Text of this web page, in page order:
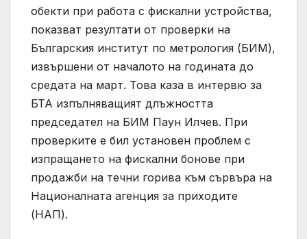
обекти при работа с фискални устройства,
показват резултати от проверки на
Българския институт по метрология (БИМ),
извършени от началото на годината до
средата на март. Това каза в интервю за
БТА изпълняващият длъжността
председател на БИМ Паун Илчев. При
проверките е бил установен проблем с
изпращането на фискални бонове при
продажби на течни горива към сървъра на
Националната агенция за приходите
(НАП).